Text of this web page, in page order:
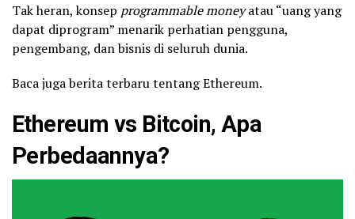
Tak heran, konsep programmable moneyatau “uang yang
dapat diprogram” menarik perhatian pengguna,
pengembang, dan bisnis di seluruh dunia.
Baca juga berita terbaru tentang Ethereum.
Ethereum vs Bitcoin, Apa
Perbedaannya?